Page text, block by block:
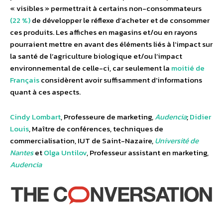
« visibles » permettrait à certains non-consommateurs
(22 %)de développer le réflexe d’acheter et de consommer
ces produits. Les affiches en magasins et/ou en rayons
pourraient mettre en avant des éléments liés à l’impact sur
la santé de l’agriculture biologique et/ou l’impact
environnemental de celle-ci, car seulement la moitié de
Françaisconsidèrent avoir suffisamment d’informations
quant à ces aspects.
Cindy Lombart, Professeure de marketing,Audencia;Didier
Louis, Maître de conférences, techniques de
commercialisation, IUT de Saint-Nazaire,Université de
NantesetOlga Untilov, Professeur assistant en marketing,
Audencia